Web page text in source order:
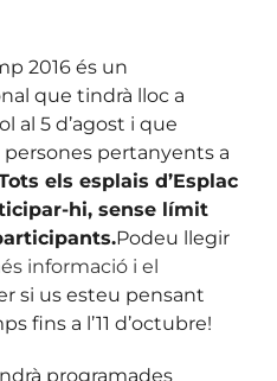
2016 és un
que tindrà lloc a
al 5 d’agost i que
pertanyents a
els esplais d’Esplac
hi, sense límit
Podeu llegir
informació i el
si us esteu pensant
fins a l’11 d’octubre!
programades